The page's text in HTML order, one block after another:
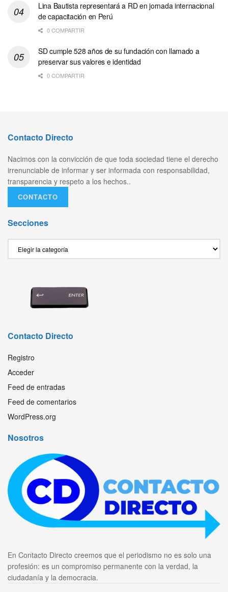
Lina Bautista representará a RD en jornada internacional
de capacitación en Perú
0 COMPARTIR
SD cumple 528 años de su fundación con llamado a
preservar sus valores e identidad
0 COMPARTIR
Contacto Directo
Nacimos con la convicción de que toda sociedad tiene el derecho
irrenunciable de informar y ser informada con responsabilidad,
transparencia y respeto a los hechos..
CONTACTO
Secciones
Contacto Directo
Registro
Acceder
Feed de entradas
Feed de comentarios
WordPress.org
Nosotros
En Contacto Directo creemos que el periodismo no es solo una
profesión: es un compromiso permanente con la verdad, la
ciudadanía y la democracia.